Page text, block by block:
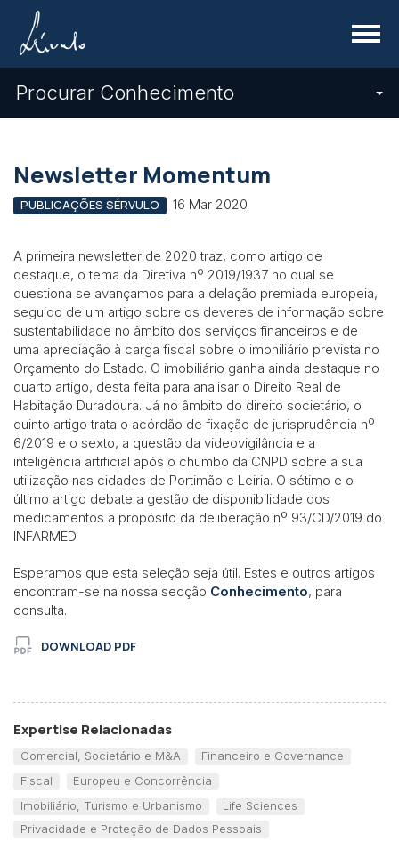
Menu
Procurar Conhecimento
Newsletter Momentum
PUBLICAÇÕES SÉRVULO 16 Mar 2020
A primeira newsletter de 2020 traz, como artigo de
destaque, o tema da Diretiva nº 2019/1937 no qual se
questiona se avançamos para a delação premiada europeia,
seguido de um artigo sobre os deveres de informação sobre
sustentabilidade no âmbito dos serviços financeiros e de
uma apreciação à carga fiscal sobre o imoniliário prevista no
Orçamento do Estado. O imobiliário ganha ainda destaque no
quarto artigo, desta feita para analisar o Direito Real de
Habitação Duradoura. Já no âmbito do direito societário, o
quinto artigo trata o acórdão de fixação de jurisprudência nº
6/2019 e o sexto, a questão da videovigilância e a
inteligência artificial após o chumbo da CNPD sobre a sua
utilização nas cidades de Portimão e Leiria. O sétimo e o
último artigo debate a gestão de disponibilidade dos
medicamentos a propósito da deliberação nº 93/CD/2019 do
INFARMED.
Esperamos que esta seleção seja útil. Estes e outros artigos
encontram-se na nossa secção Conhecimento, para
consulta.
DOWNLOAD PDF
Expertise Relacionadas
Comercial, Societário e M&A
Financeiro e Governance
Fiscal
Europeu e Concorrência
Imobiliário, Turismo e Urbanismo
Life Sciences
Privacidade e Proteção de Dados Pessoais